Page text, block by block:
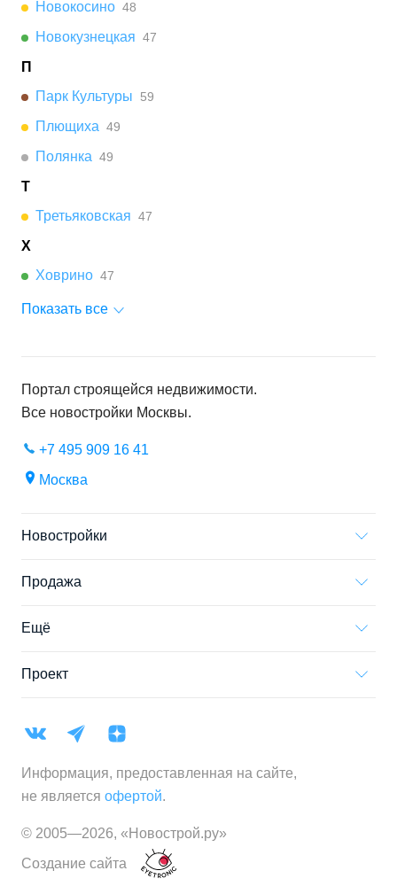
Новокосино 48
Новокузнецкая 47
П
Парк Культуры
59
Плющиха 49
Полянка 49
Т
Третьяковская 47
Х
Ховрино 47
Показать все
Портал строящейся недвижимости.
Все новостройки Москвы.
+7 495 909 16 41
Москва
Новостройки
Продажа
Ещё
Проект
Информация, предоставленная на сайте,
не является офертой.
© 2005—2026, «Новострой.ру»
Создание сайта